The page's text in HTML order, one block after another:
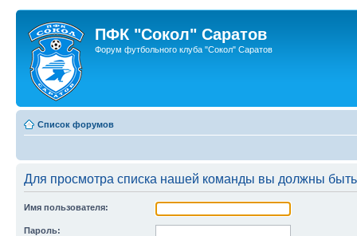
ПФК "Сокол" Саратов
Форум футбольного клуба "Сокол" Саратов
Список форумов
Для просмотра списка нашей команды вы должны
Имя пользователя:
Пароль: